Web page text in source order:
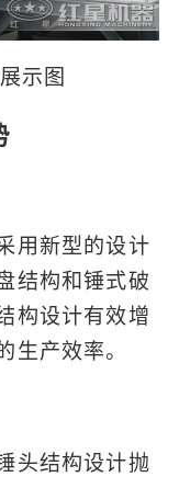
示图
用新型的设计
结构和锤式破
构设计有效增
生产效率。
头结构设计抛